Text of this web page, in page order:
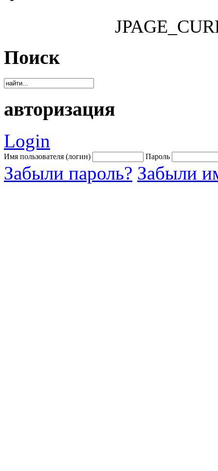
Поиск
авторизация
Login
Имя пользователя (логин) Пароль
Забыли пароль? Забыли